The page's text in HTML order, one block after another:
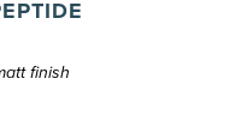
finish